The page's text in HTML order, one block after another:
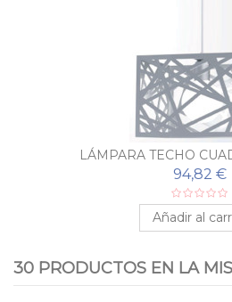
LÁMPARA TECHO
94,82 €
Añadir al
30 PRODUCTOS EN LA